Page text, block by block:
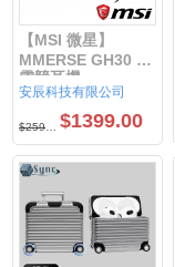
【MSI 微星】
MMERSE GH30 V2
電競耳機
安辰科技有限公司
$1399.00